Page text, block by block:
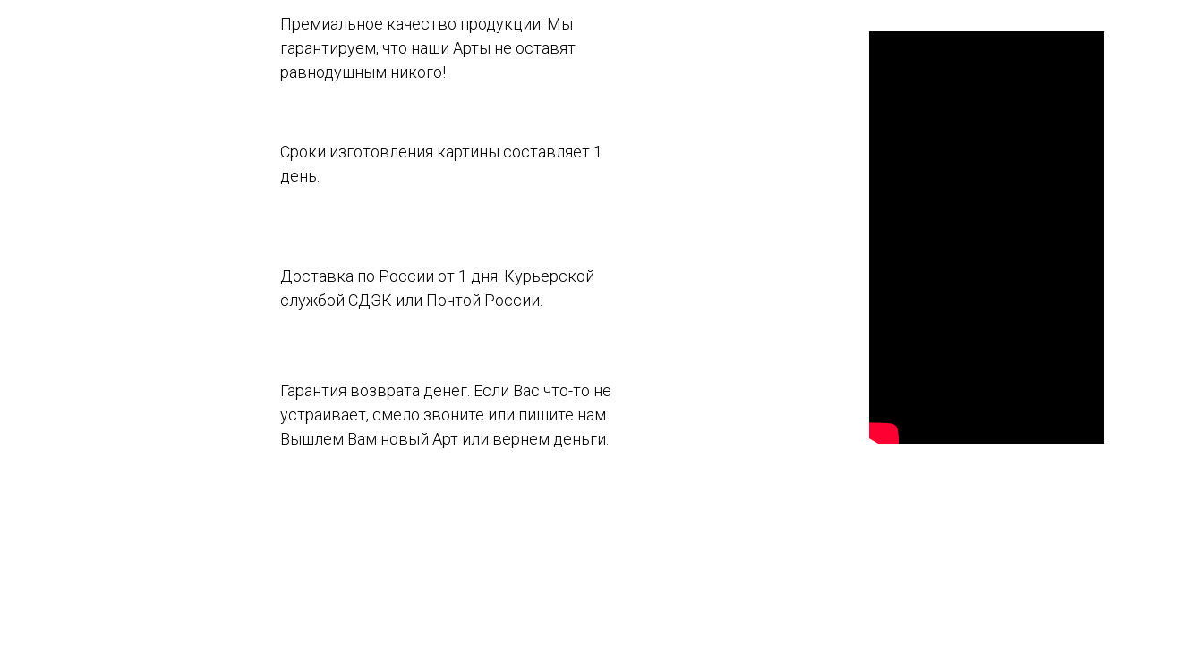
Премиальное качество продукции. Мы
гарантируем, что наши Арты не оставят
равнодушным никого!
Сроки изготовления картины составляет 1
день.
Гарантия возврата денег. Если Вас что-то не
устраивает, смело звоните или пишите нам.
Вышлем Вам новый Арт или вернем деньги.
Доставка по России от 1 дня. Курьерской
службой СДЭК или Почтой России.